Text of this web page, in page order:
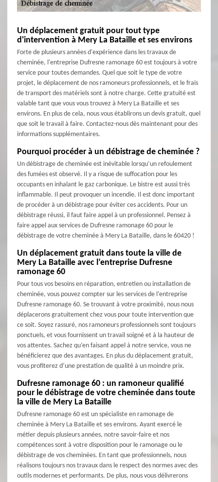
Un déplacement gratuit pour tout type
d'intervention à Mery La Bataille et ses environs
Forte de plusieurs années d'expérience dans les travaux de
cheminée, l'entreprise Dufresne ramonage 60 est toujours à votre
service pour toutes demandes. Quel que soit le type de votre
projet, le déplacement de nos ramoneurs professionnels, et le frais
de transport des matériels sont à notre charge. Cette gratuité est
valable tant que vous vous trouvez à Mery La Bataille et ses
environs. En plus de cela, nous vous établirons un devis gratuit, quel
que soit le travail à faire. Contactez-nous dès maintenant pour des
informations supplémentaires.
Pourquoi procéder à un débistrage de cheminée ?
Un débistrage de cheminée est inévitable lorsqu’un refoulement
des fumées est observé. Il y a risque de suffocation pour les
occupants en inhalant le gaz carbonique. Le bistre est aussi très
inflammable. Il peut provoquer un incendie. Il est donc important
de procéder à un débistrage pour éviter ces accidents. Pour un
débistrage réussi, il faut faire appel à un professionnel. Pensez à
faire appel aux services de Dufresne ramonage 60 pour le
débistrage de votre cheminée à Mery La Bataille, dans le 60420 !
Un déplacement gratuit dans toute la ville de
Mery La Bataille avec l’entreprise Dufresne
ramonage 60
Pour tous vos besoins en réparation, entretien ou installation de
cheminée, vous pouvez compter sur les services de l’entreprise
Dufresne ramonage 60. Se trouvant à votre proximité, nous nous
déplacerons gratuitement chez vous pour toute intervention que
ce soit. Soyez rassuré, nos ramoneurs professionnels sont toujours
ponctuels, et vous fournissent un travail soigné et à la hauteur de
vos attentes. Sachez qu’en faisant appel à notre service, vous ne
bénéficierez que des avantages. En plus du déplacement gratuit,
vous profiterez d’une prestation de qualité à un moindre prix.
Dufresne ramonage 60 : un ramoneur qualifié
pour le débistrage de votre cheminée dans toute
la ville de Mery La Bataille
Dufresne ramonage 60 est un spécialiste en ramonage de
cheminée à Mery La Bataille et ses environs. Ayant exercé le
métier depuis plusieurs années, notre savoir-faire et nos
compétences sont à votre disposition pour le ramonage ou le
débistrage de vos cheminées. En tant que professionnels, nous
réalisons toujours nos travaux dans le respect des normes avec des
outils modernes et performants. De plus, nous vous délivrerons